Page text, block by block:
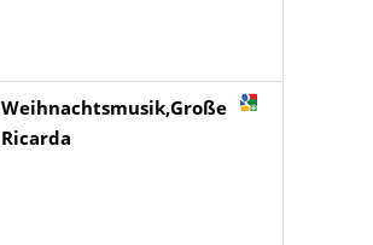
Weihnachtsmusik,Große
Ricarda